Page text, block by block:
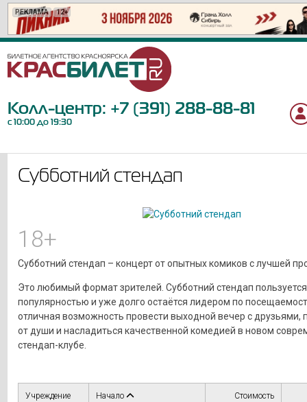
РЕКЛАМА 12+
РЕКЛАМА 6+
РЕКЛАМА 12+
РЕКЛАМА 6+
РЕКЛАМА 12+
РЕКЛАМА 12+
РЕКЛАМА 6+
РЕКЛАМА 6+
РЕКЛАМА 12+
РЕКЛАМА 6+
РЕКЛАМА 18+
РЕКЛАМА 16+
РЕКЛАМА 6+
РЕКЛАМА 12+
РЕКЛАМА 16+
РЕКЛАМА 12+
РЕКЛАМА 12+
РЕКЛАМА 18+
РЕКЛАМА 12+
РЕКЛАМА 0+
Колл-центр: +7 (391) 288-88-81
с 10:00 до 19:30
Субботний стендап
18+
Субботний стендап – концерт от опытных комиков с лучшей
Это любимый формат зрителей. Субботний стендап пользуется
популярностью и уже долго остаётся лидером по
отличная возможность провести выходной вечер с друзьями,
от души и насладиться качественной комедией в новом
стендап-клубе.
Учреждение Начало Стоимость